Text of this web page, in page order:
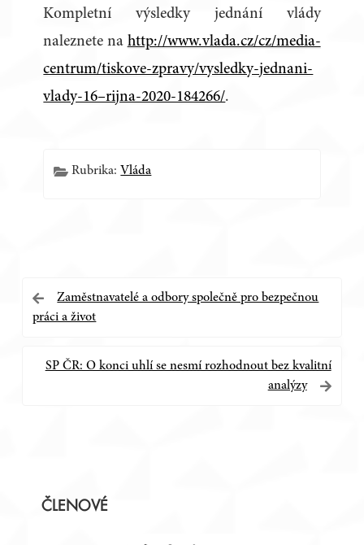
Kompletní výsledky jednání vlády
naleznete na http://www.vlada.cz/cz/media-
centrum/tiskove-zpravy/vysledky-jednani-
vlady-16–rijna-2020-184266/.
Rubrika: Vláda
Navigace
pro
příspěvek
Zaměstnavatelé a odbory společně pro bezpečnou
práci a život
SP ČR: O konci uhlí se nesmí rozhodnout bez kvalitní
analýzy
ČLENOVÉ